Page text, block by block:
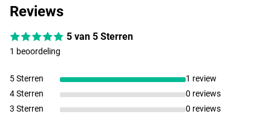
Reviews
5 van 5 Sterren
1 beoordeling
5 Sterren
1 review
4 Sterren
0 reviews
3 Sterren
0 reviews